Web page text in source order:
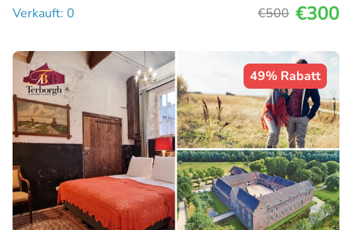
Verkauft: 0
€500 €300
49% Rabatt